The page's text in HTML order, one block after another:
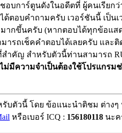
อบการ์ตูนดังในอดีตที่ ผู้คนเรียกว่
อบคำถามครับ เวอร์ชันนี้ เป็นเ
มากขึ้นครับ (หากตอบได้ทุกข้อแ
ารถเช็คคำตอบได้เลยครับ และ
ำคัญ สำหรับตัวนี้ท่านสามารถ
ไม่มีความจำเป็นต้องใช้โปรแกรม
รับตัวนี้ โดย ข้อแนะนำติชม ต่าง
หรือเบอร์ ICQ : 156180118 นะค